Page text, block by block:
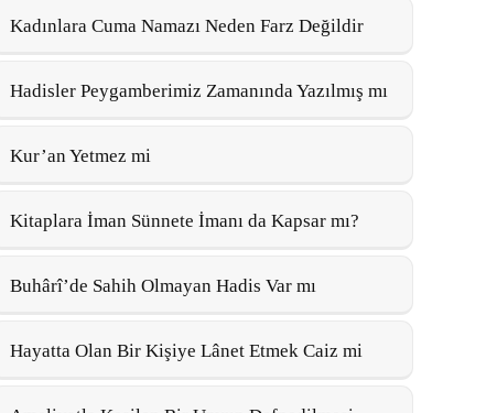
Kadınlara Cuma Namazı Neden Farz Değildir
Hadisler Peygamberimiz Zamanında Yazılmış mı
Kur’an Yetmez mi
Kitaplara İman Sünnete İmanı da Kapsar mı?
Buhârî’de Sahih Olmayan Hadis Var mı
Hayatta Olan Bir Kişiye Lânet Etmek Caiz mi